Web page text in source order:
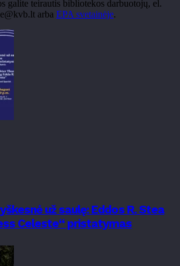
galite teirautis bibliotekos darbuotojų, el.
arba EPA svetainėje.
už saulę: Eddos R. Stea
Celeste“ pristatymas